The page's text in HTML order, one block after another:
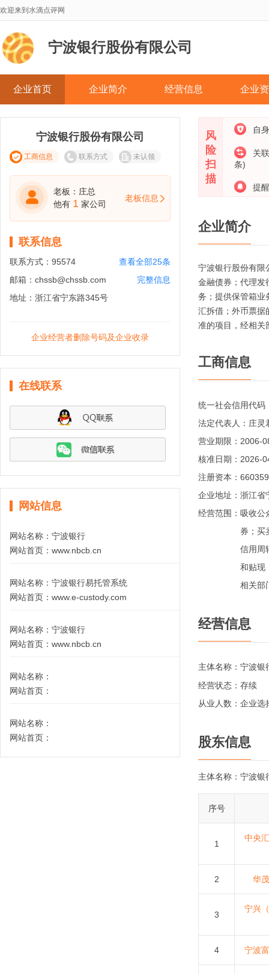
欢迎来到水滴点评网
宁波银行股份有限公司
企业首页 企业简介 经营信息 企业
宁波银行股份有限公司
工商信息 联系方式 未认领
老板：庄总
他有 1 家公司
老板信息
联系信息
联系方式： 95574
查看全部25条
邮箱： chssb@chssb.com
完整信息
地址： 浙江省宁东路345号
企业经营者删除号码及企业收录
在线联系
网站信息
网站名称： 宁波银行
网站首页： www.nbcb.cn
网站名称： 宁波银行易托管系统
网站首页： www.e-custody.com
网站名称： 宁波银行
网站首页： www.nbcb.cn
网站名称：
网站首页：
网站名称：
网站首页：
风
险
扫
描
自
关
条)
提
企业简介
宁波银行股份有限
金融债券；代理发
务；提供保管箱业
汇拆借；外币票据
准的项目，经相关
工商信息
统一社会信用代码
法定代表人： 庄灵
营业期限： 2006-
核准日期： 2026-
注册资本：
企业地址： 浙江省
经营范围： 吸收公
券；买
信用周
和贴现
相关部
经营信息
主体名称： 宁波银
经营状态： 存续
从业人数： 企业选
股东信息
主体名称： 宁波银
序号
1
中央
2 华
3
宁兴
4 宁波